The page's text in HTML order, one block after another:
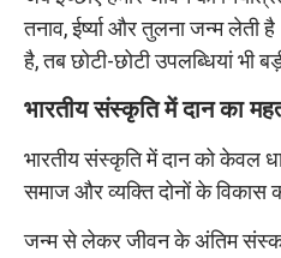
तनाव, ईर्ष्या और तुलना जन्म
है, तब छोटी-छोटी उपलब्धियां भी
भारतीय संस्कृति में दान का
भारतीय संस्कृति में दान को केवल
समाज और व्यक्ति दोनों के विकास
जन्म से लेकर जीवन के अंतिम